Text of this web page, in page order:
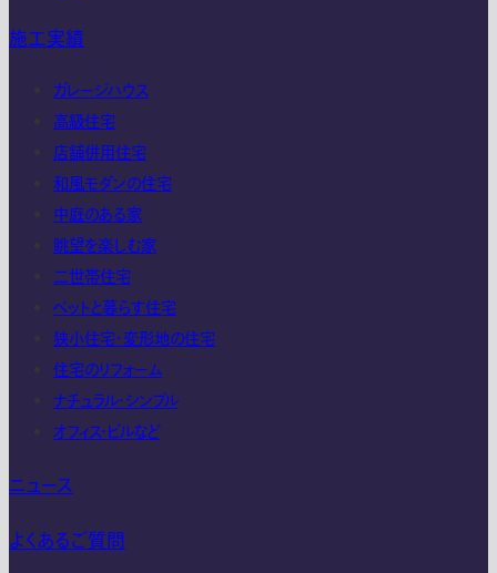
施工実績
ガレージハウス
高級住宅
店舗併用住宅
和風モダンの住宅
中庭のある家
眺望を楽しむ家
二世帯住宅
ペットと暮らす住宅
狭小住宅・変形地の住宅
住宅のリフォーム
ナチュラル・シンプル
オフィス・ビルなど
ニュース
よくあるご質問